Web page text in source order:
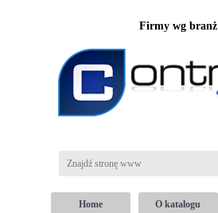
Firmy wg branż
Home O katalogu